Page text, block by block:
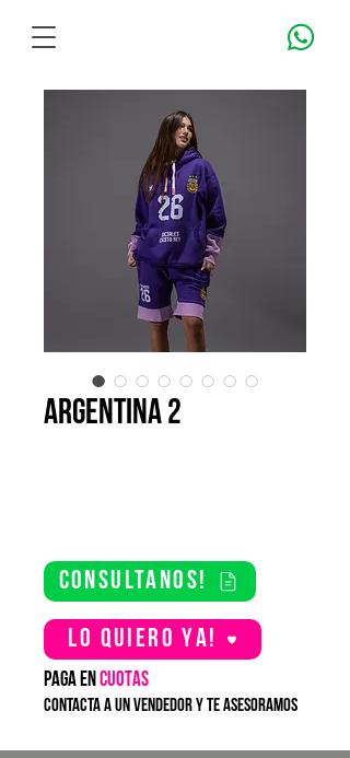
ARGENTINA 2
consultanos!
PAGA ENCUOTAS
Lo quiero YA!
contacta a un vendedor y te asesoramos